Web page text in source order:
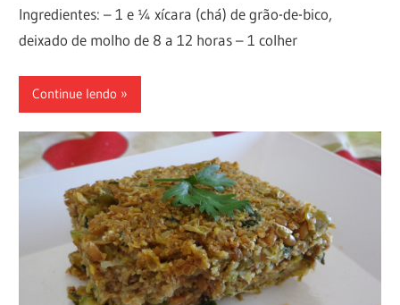
Ingredientes: – 1 e ¼ xícara (chá) de grão-de-bico,
deixado de molho de 8 a 12 horas – 1 colher
Continue lendo